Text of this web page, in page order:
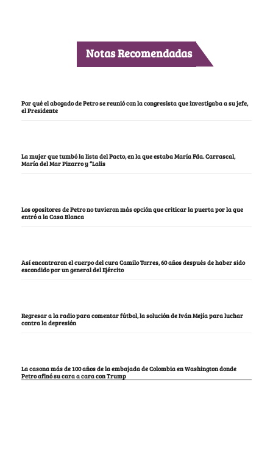
Notas Recomendadas
Por qué el abogado de Petro se reunió con la congresista que investigaba a su jefe,
el Presidente
La mujer que tumbó la lista del Pacto, en la que estaba María Fda. Carrascal,
María del Mar Pizarro y “Lalis
Los opositores de Petro no tuvieron más opción que criticar la puerta por la que
entró a la Casa Blanca
Así encontraron el cuerpo del cura Camilo Torres, 60 años después de haber sido
escondido por un general del Ejército
Regresar a la radio para comentar fútbol, la solución de Iván Mejía para luchar
contra la depresión
La casona más de 100 años de la embajada de Colombia en Washington donde
Petro afinó su cara a cara con Trump